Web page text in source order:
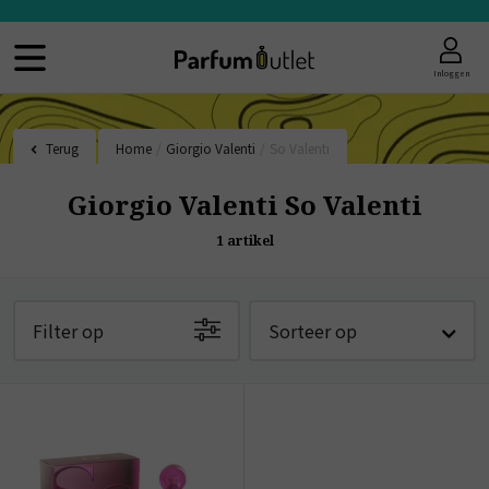
Inloggen
Terug Home Giorgio Valenti
Giorgio Valenti So Valenti
1 artikel
Filter op Sorteer op